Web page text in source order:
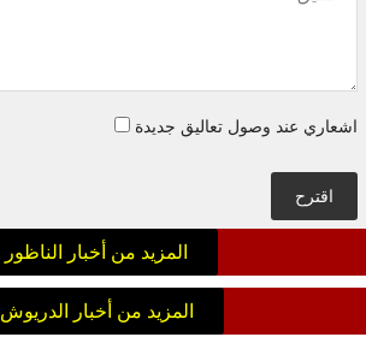
اشعاري عند وصول تعاليق جديدة
اقترح
المزيد من أخبار الناظور
المزيد من أخبار الدريوش